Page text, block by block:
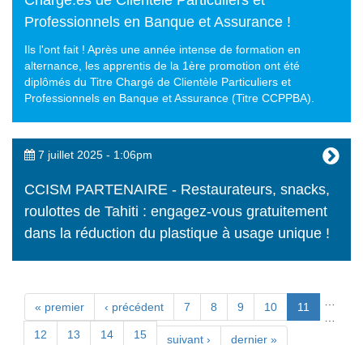
Professionnels en Banque et Assurance !
Ils l'ont fait ! Après une année intense de formation en
alternance, les apprentis de la 1ère promotion ont été
diplômés du Titre Chargé de Clientèle Particuliers et
Professionnels en Banque et Assurance (Titre CCPPBA).
7 juillet 2025 - 1:06pm
CCISM PARTENAIRE - Restaurateurs, snacks,
roulottes de Tahiti : engagez-vous gratuitement
dans la réduction du plastique à usage unique !
Pages
« premier ‹ précédent 7 8 9 10 11
12 13 14 15
suivant ›
dernier »